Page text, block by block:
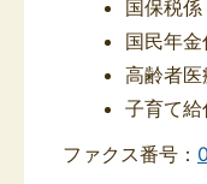
国保税係
国民年金
高齢者医
子育て給
ファクス番号：